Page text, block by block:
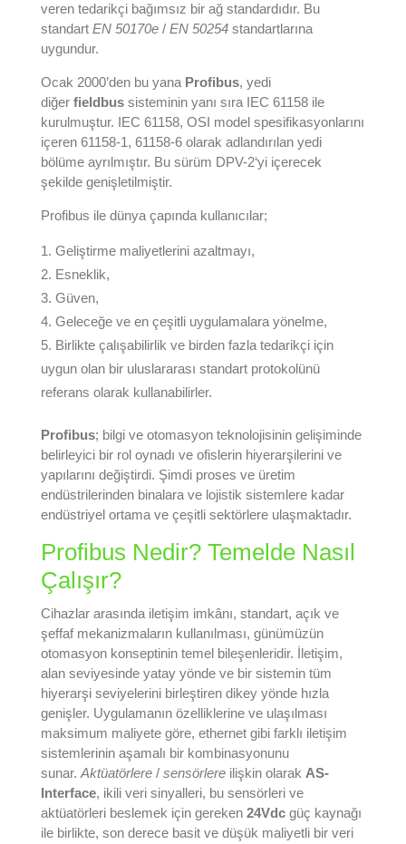
veren tedarikçi bağımsız bir ağ standardıdır. Bu
standart EN 50170e/ EN 50254standartlarına
uygundur.
Ocak 2000’den bu yana Profibus, yedi
diğer fieldbussisteminin yanı sıra IEC 61158 ile
kurulmuştur. IEC 61158, OSI model spesifikasyonlarını
içeren 61158-1, 61158-6 olarak adlandırılan yedi
bölüme ayrılmıştır. Bu sürüm DPV-2‘yi içerecek
şekilde genişletilmiştir.
Profibus ile dünya çapında kullanıcılar;
Geliştirme maliyetlerini azaltmayı,
Esneklik,
Güven,
Geleceğe ve en çeşitli uygulamalara yönelme,
Birlikte çalışabilirlik ve birden fazla tedarikçi için
uygun olan bir uluslararası standart protokolünü
referans olarak kullanabilirler.
Profibus; bilgi ve otomasyon teknolojisinin gelişiminde
belirleyici bir rol oynadı ve ofislerin hiyerarşilerini ve
yapılarını değiştirdi. Şimdi proses ve üretim
endüstrilerinden binalara ve lojistik sistemlere kadar
endüstriyel ortama ve çeşitli sektörlere ulaşmaktadır.
Profibus Nedir? Temelde Nasıl
Çalışır?
Cihazlar arasında iletişim imkânı, standart, açık ve
şeffaf mekanizmaların kullanılması, günümüzün
otomasyon konseptinin temel bileşenleridir. İletişim,
alan seviyesinde yatay yönde ve bir sistemin tüm
hiyerarşi seviyelerini birleştiren dikey yönde hızla
genişler. Uygulamanın özelliklerine ve ulaşılması
maksimum maliyete göre, ethernet gibi farklı iletişim
sistemlerinin aşamalı bir kombinasyonunu
sunar.Aktüatörlere/ sensörlereilişkin olarak AS-
Interface, ikili veri sinyalleri, bu sensörleri ve
aktüatörleri beslemek için gereken 24Vdcgüç kaynağı
ile birlikte, son derece basit ve düşük maliyetli bir veri